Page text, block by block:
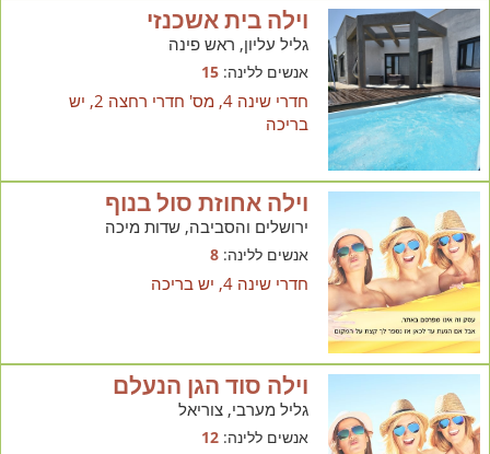
וילה בית אשכנזי
גליל עליון, ראש פינה
אנשים ללינה:15
חדרי שינה 4, מס' חדרי רחצה 2, יש
בריכה
וילה אחוזת סול בנוף
ירושלים והסביבה, שדות מיכה
אנשים ללינה:8
חדרי שינה 4, יש בריכה
וילה סוד הגן הנעלם
גליל מערבי, צוריאל
אנשים ללינה:12